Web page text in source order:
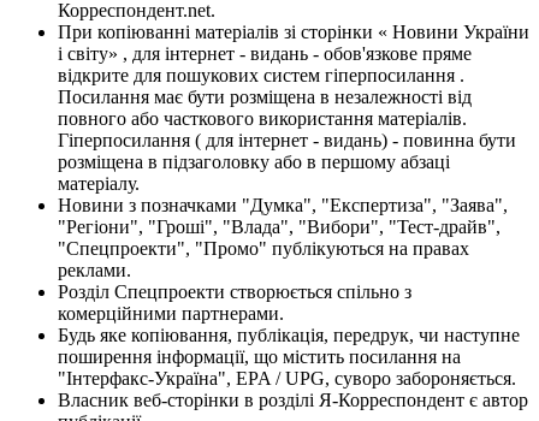
Корреспондент.net.
При копіюванні матеріалів зі сторінки « Новини України
і світу» , для інтернет - видань - обов'язкове пряме
відкрите для пошукових систем гіперпосилання .
Посилання має бути розміщена в незалежності від
повного або часткового використання матеріалів.
Гіперпосилання ( для інтернет - видань) - повинна бути
розміщена в підзаголовку або в першому абзаці
матеріалу.
Новини з позначками "Думка", "Експертиза", "Заява",
"Регіони", "Гроші", "Влада", "Вибори", "Тест-драйв",
"Спецпроекти", "Промо" публікуються на правах
реклами.
Розділ Спецпроекти створюється спільно з
комерційними партнерами.
Будь яке копіювання, публікація, передрук, чи наступне
поширення інформації, що містить посилання на
"Інтерфакс-Україна", EPA / UPG, суворо забороняється.
Власник веб-сторінки в розділі Я-Корреспондент є автор